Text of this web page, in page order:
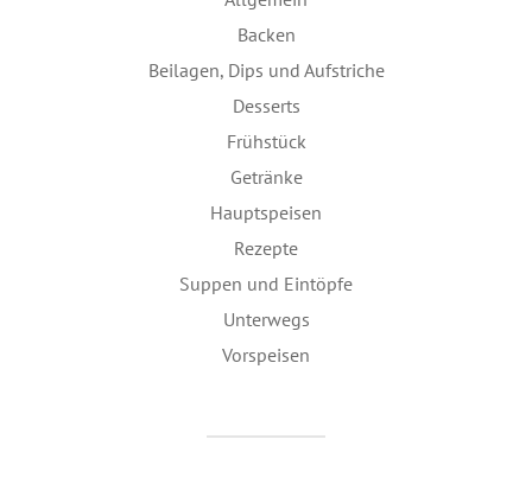
Backen
Beilagen, Dips und Aufstriche
Desserts
Frühstück
Getränke
Hauptspeisen
Rezepte
Suppen und Eintöpfe
Unterwegs
Vorspeisen